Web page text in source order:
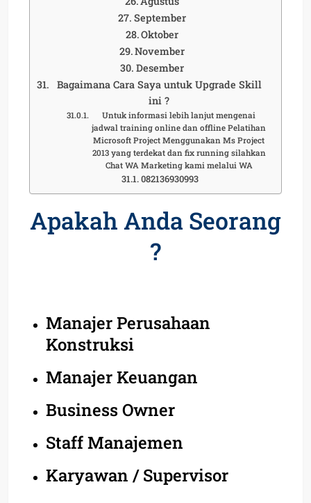
September
Oktober
November
Desember
Bagaimana Cara Saya untuk Upgrade Skill
ini ?
Untuk informasi lebih lanjut mengenai
jadwal training online dan offline Pelatihan
Microsoft Project Menggunakan Ms Project
2013 yang terdekat dan fix running silahkan
Chat WA Marketing kami melalui WA
082136930993
Apakah Anda Seorang
?
Manajer Perusahaan
Konstruksi
Manajer Keuangan
Business Owner
Staff Manajemen
Karyawan / Supervisor